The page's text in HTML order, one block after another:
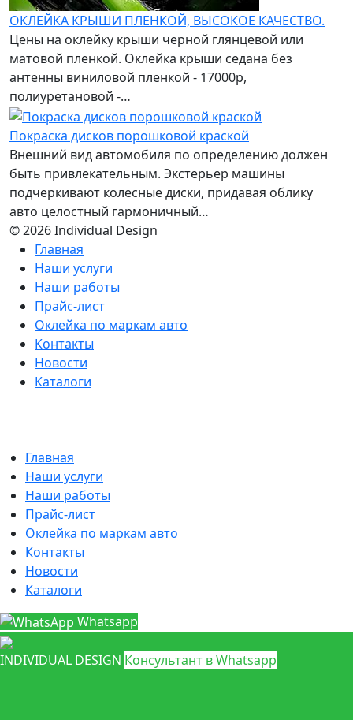
ОКЛЕЙКА КРЫШИ ПЛЕНКОЙ, ВЫСОКОЕ КАЧЕСТВО.
Цены на оклейку крыши черной глянцевой или
матовой пленкой. Оклейка крыши седана без
антенны виниловой пленкой - 17000р,
полиуретановой -…
Покраска дисков порошковой краской
Внешний вид автомобиля по определению должен
быть привлекательным. Экстерьер машины
подчеркивают колесные диски, придавая облику
авто целостный гармоничный…
© 2026 Individual Design
Главная
Наши услуги
Наши работы
Прайс-лист
Оклейка по маркам авто
Контакты
Новости
Каталоги
Главная
Наши услуги
Наши работы
Прайс-лист
Оклейка по маркам авто
Контакты
Новости
Каталоги
Whatsapp
INDIVIDUAL DESIGN Консультант в Whatsapp